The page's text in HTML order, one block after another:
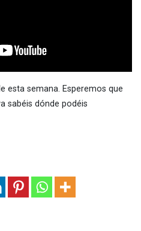
esta semana. Esperemos que
sabéis dónde podéis